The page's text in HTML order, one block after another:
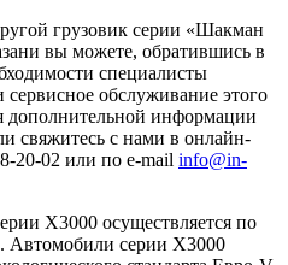
грузовик серии «Шакман
вы можете, обратившись в
специалисты
обслуживание этого
дополнительной информации
свяжитесь с нами в онлайн-
20-02 или по e-mail info@in-
X3000 осуществляется по
Автомобили серии X3000